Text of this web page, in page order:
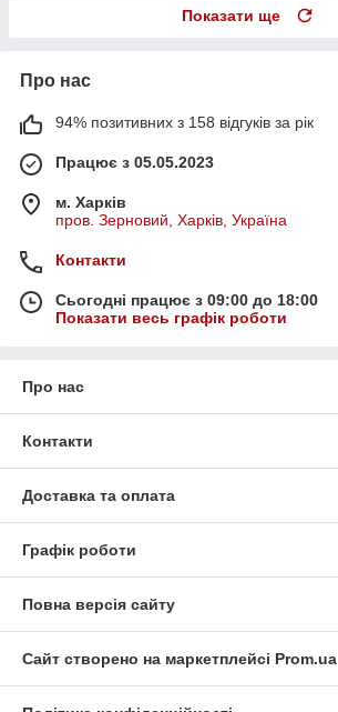
Показати ще
Про нас
94% позитивних з 158 відгуків за рік
Працює з 05.05.2023
м. Харків
пров. Зерновий, Харків, Україна
Контакти
Сьогодні працює з 09:00 до 18:00
Показати весь графік роботи
Про нас
Контакти
Доставка та оплата
Графік роботи
Повна версія сайту
Сайт створено на маркетплейсі Prom.ua